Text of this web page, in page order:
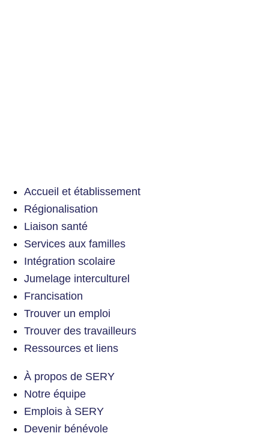
Accueil et établissement
Régionalisation
Liaison santé
Services aux familles
Intégration scolaire
Jumelage interculturel
Francisation
Trouver un emploi
Trouver des travailleurs
Ressources et liens
À propos de SERY
Notre équipe
Emplois à SERY
Devenir bénévole